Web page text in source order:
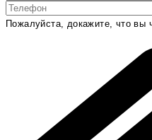
Пожалуйста, докажите, что вы